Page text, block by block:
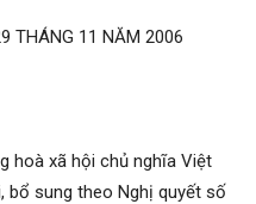
THÁNG 11 NĂM 2006
hoà xã hội chủ nghĩa Việt
bổ sung theo Nghị quyết số